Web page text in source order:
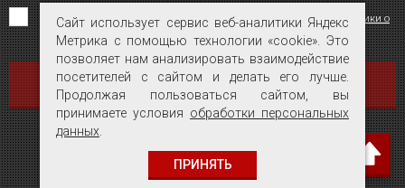
Я согласен на обработку персональных данных на условиях«Политики о
конфиденциальности персональных данных».
ОТПРАВИТЬ
Сайт использует сервис веб-аналитики Яндекс
Метрика с помощью технологии «cookie». Это
позволяет нам анализировать взаимодействие
посетителей с сайтом и делать его лучше.
Продолжая пользоваться сайтом, вы
принимаете условия обработки персональных
данных
ПРИНЯТЬ
Сайт использует сервис веб-аналитики Яндекс
Метрика с помощью технологии «cookie». Это
позволяет нам анализировать взаимодействие
посетителей с сайтом и делать его лучше.
Продолжая пользоваться сайтом, вы
принимаете условия обработки персональных
данных
ПРИНЯТЬ